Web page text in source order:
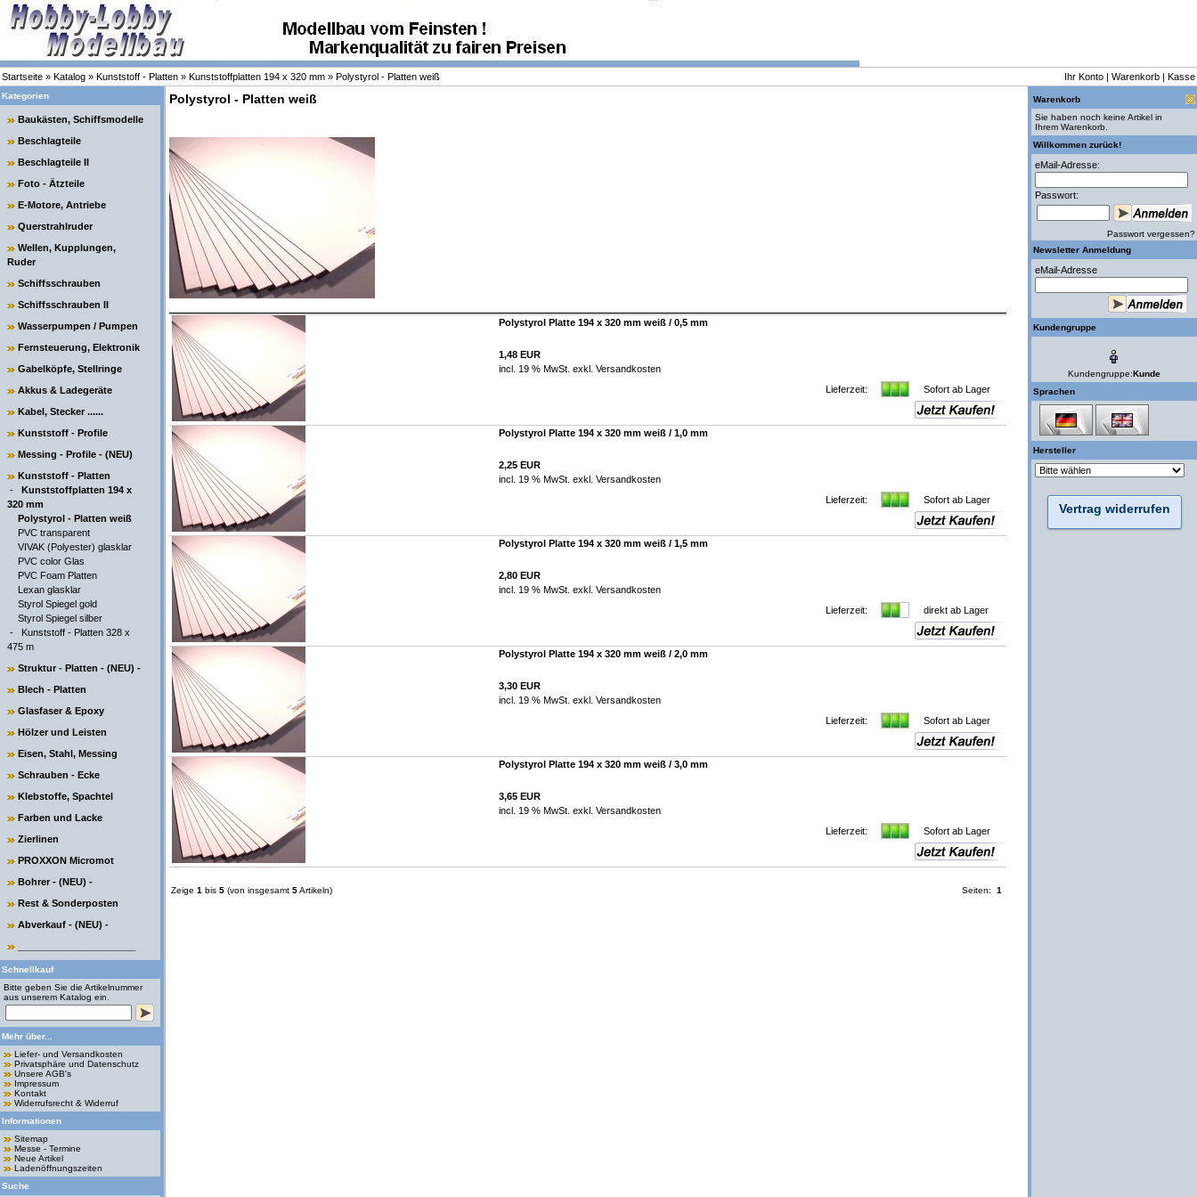
Startseite » Katalog » Kunststoff - Platten » Kunststoffplatten 194 x 320 mm » Polystyrol - Platten weiß Ihr Konto | Warenkorb | Kasse
Kategorien
Baukästen, Schiffsmodelle
Beschlagteile
Beschlagteile II
Foto - Ätzteile
E-Motore, Antriebe
Querstrahlruder
Wellen, Kupplungen,
Ruder
Schiffsschrauben
Schiffsschrauben II
Wasserpumpen / Pumpen
Fernsteuerung, Elektronik
Gabelköpfe, Stellringe
Akkus & Ladegeräte
Kabel, Stecker ......
Kunststoff - Profile
Messing - Profile - (NEU)
Kunststoff - Platten
- Kunststoffplatten 194 x
320 mm
Polystyrol - Platten weiß
PVC transparent
VIVAK (Polyester) glasklar
PVC color Glas
PVC Foam Platten
Lexan glasklar
Styrol Spiegel gold
Styrol Spiegel silber
- Kunststoff - Platten 328 x
475 m
Struktur - Platten - (NEU) -
Blech - Platten
Glasfaser & Epoxy
Hölzer und Leisten
Eisen, Stahl, Messing
Schrauben - Ecke
Klebstoffe, Spachtel
Farben und Lacke
Zierlinen
PROXXON Micromot
Bohrer - (NEU) -
Rest & Sonderposten
Abverkauf - (NEU) -
Schnellkauf
Bitte geben Sie die Artikelnummer
aus unserem Katalog ein.
Mehr über...
Liefer- und Versandkosten
Privatsphäre und Datenschutz
Unsere AGB's
Impressum
Kontakt
Widerrufsrecht & Widerruf
Informationen
Sitemap
Messe - Termine
Neue Artikel
Ladenöffnungszeiten
Suche
Polystyrol - Platten weiß
Polystyrol Platte 194 x 320 mm weiß / 0,5 mm
1,48 EUR
incl. 19 % MwSt. exkl. Versandkosten
Lieferzeit:
Sofort ab Lager
Polystyrol Platte 194 x 320 mm weiß / 1,0 mm
2,25 EUR
incl. 19 % MwSt. exkl. Versandkosten
Lieferzeit:
Sofort ab Lager
Polystyrol Platte 194 x 320 mm weiß / 1,5 mm
2,80 EUR
incl. 19 % MwSt. exkl. Versandkosten
Lieferzeit:
direkt ab Lager
Polystyrol Platte 194 x 320 mm weiß / 2,0 mm
3,30 EUR
incl. 19 % MwSt. exkl. Versandkosten
Lieferzeit:
Sofort ab Lager
Polystyrol Platte 194 x 320 mm weiß / 3,0 mm
3,65 EUR
incl. 19 % MwSt. exkl. Versandkosten
Lieferzeit:
Sofort ab Lager
Zeige 1 bis 5 (von insgesamt 5Artikeln) Seiten: 1
Warenkorb
Sie haben noch keine Artikel in
Ihrem Warenkorb.
Willkommen zurück!
eMail-Adresse:
Passwort:
Passwort vergessen?
Newsletter Anmeldung
eMail-Adresse
Kundengruppe
Kundengruppe:Kunde
Sprachen
Hersteller
Vertrag widerrufen